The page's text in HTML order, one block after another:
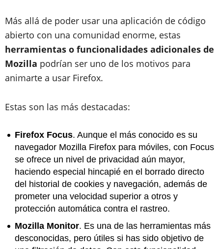
Más allá de poder usar una aplicación de código
abierto con una comunidad enorme, estas
herramientas o funcionalidades adicionales de
Mozilla podrían ser uno de los motivos para
animarte a usar Firefox.
Estas son las más destacadas:
Firefox Focus. Aunque el más conocido es su
navegador Mozilla Firefox para móviles, con Focus
se ofrece un nivel de privacidad aún mayor,
haciendo especial hincapié en el borrado directo
del historial de cookies y navegación, además de
prometer una velocidad superior a otros y
protección automática contra el rastreo.
Mozilla Monitor. Es una de las herramientas más
desconocidas, pero útiles si has sido objetivo de